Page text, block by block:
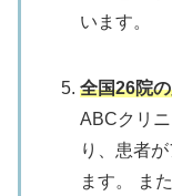
います。
全国26院
ABCクリ
り、患者
ます。
ま